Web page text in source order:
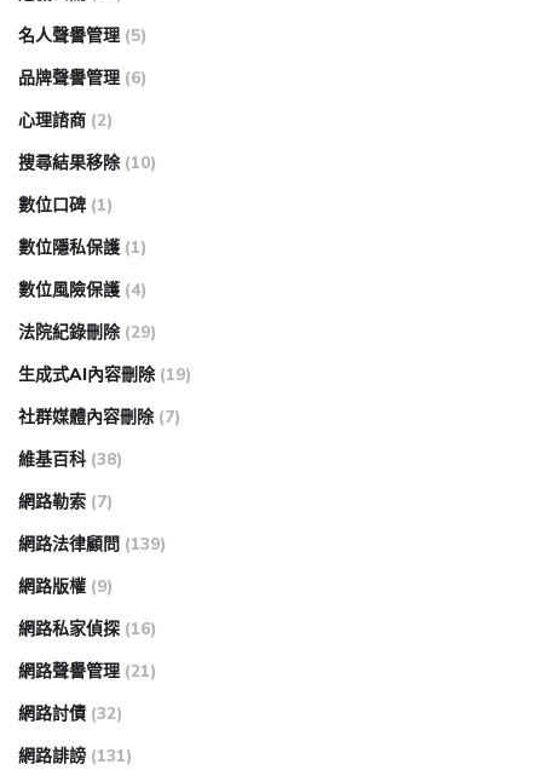
名人聲譽管理 (5)
品牌聲譽管理 (6)
心理諮商 (2)
搜尋結果移除 (10)
數位口碑 (1)
數位隱私保護 (1)
數位風險保護 (4)
法院紀錄刪除 (29)
生成式AI內容刪除 (19)
社群媒體內容刪除 (7)
維基百科 (38)
網路勒索 (7)
網路法律顧問 (139)
網路版權 (9)
網路私家偵探 (16)
網路聲譽管理 (21)
網路討債 (32)
網路誹謗 (131)